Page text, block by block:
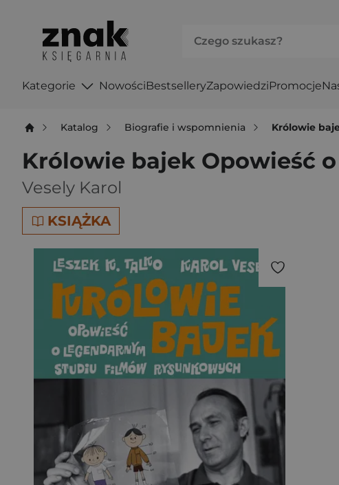
Kategorie NowościBestselleryZapowiedziPromocje
Katalog Biografie i wspomnienia Królowie
Królowie bajek Opowieść
Vesely Karol
KSIĄŻKA